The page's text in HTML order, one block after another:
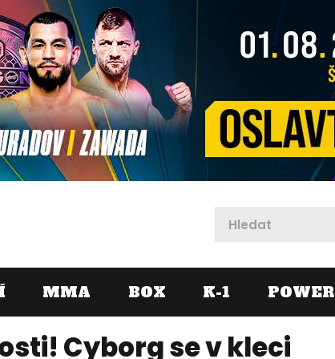
MMA BOX K-1 POWER
Cyborg se v kleci